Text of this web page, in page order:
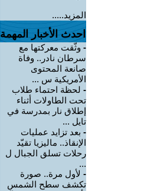
المزيد.....
احدث الأخبار المهمة
- وثّقت معركتها مع
سرطان نادر.. وفاة
صانعة المحتوى
الأمريكية س ...
- لحظة احتماء طلاب
تحت الطاولات أثناء
إطلاق نار بمدرسة في
تايل ...
- بعد تزايد عمليات
الإنقاذ.. ماليزيا تقيّد
رحلات تسلق الجبال ل
...
- لأول مرة.. صورة
تكشف سطح الشمس